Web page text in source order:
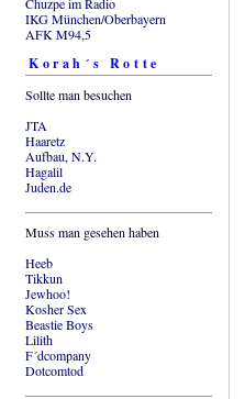
IKG München/Oberbayern
AFK M94,5
Korah´s Rotte
Sollte man besuchen
JTA
Haaretz
Aufbau, N.Y.
Hagalil
Juden.de
Muss man gesehen haben
Heeb
Tikkun
Jewhoo!
Kosher Sex
Beastie Boys
Lilith
F´dcompany
Dotcomtod